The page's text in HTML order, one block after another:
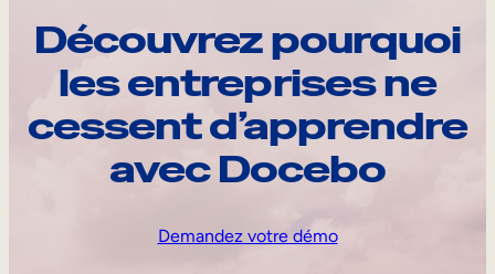
Découvrez pourquoi
les entreprises ne
cessent d’apprendre
avec Docebo
Demandez votre démo